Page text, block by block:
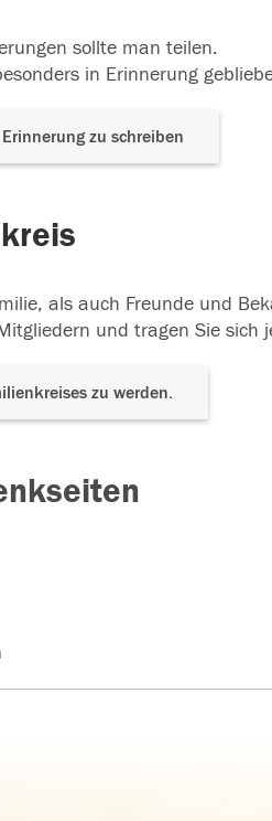
sollte man teilen.
in Erinnerung
zu schreiben
als auch Freunde und
und tragen Sie sich
zu werden.